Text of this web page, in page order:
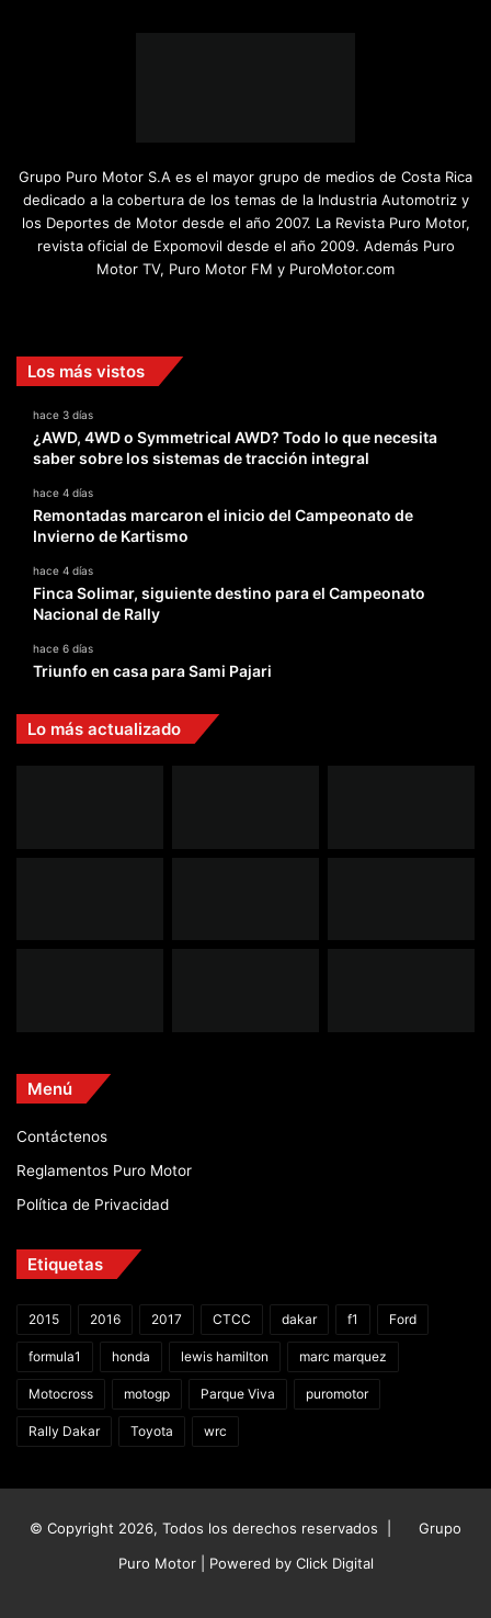
Grupo Puro Motor S.A es el mayor grupo de medios de Costa Rica
dedicado a la cobertura de los temas de la Industria Automotriz y
los Deportes de Motor desde el año 2007. La Revista Puro Motor,
revista oficial de Expomovil desde el año 2009. Además Puro
Motor TV, Puro Motor FM y PuroMotor.com
Los más vistos
hace 3 días
¿AWD, 4WD o Symmetrical AWD? Todo lo que necesita
saber sobre los sistemas de tracción integral
hace 4 días
Remontadas marcaron el inicio del Campeonato de
Invierno de Kartismo
hace 4 días
Finca Solimar, siguiente destino para el Campeonato
Nacional de Rally
hace 6 días
Triunfo en casa para Sami Pajari
Lo más actualizado
Menú
Contáctenos
Reglamentos Puro Motor
Política de Privacidad
Etiquetas
2015 2016 2017 CTCC dakar f1 Ford
formula1 honda lewis hamilton marc marquez
Motocross motogp Parque Viva puromotor
Rally Dakar Toyota wrc
© Copyright 2026, Todos los derechos reservados |
Grupo
Puro Motor | Powered by Click Digital